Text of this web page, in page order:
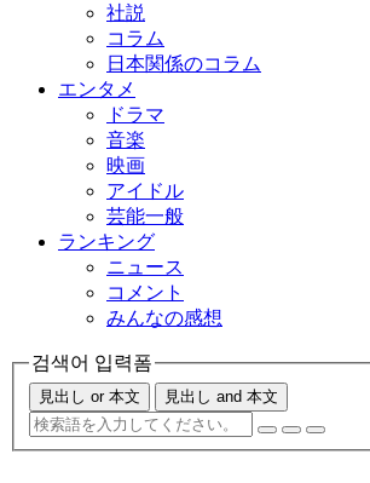
社説
コラム
日本関係のコラム
エンタメ
ドラマ
音楽
映画
アイドル
芸能一般
ランキング
ニュース
コメント
みんなの感想
검색어 입력폼
見出し or 本文 見出し and 本文